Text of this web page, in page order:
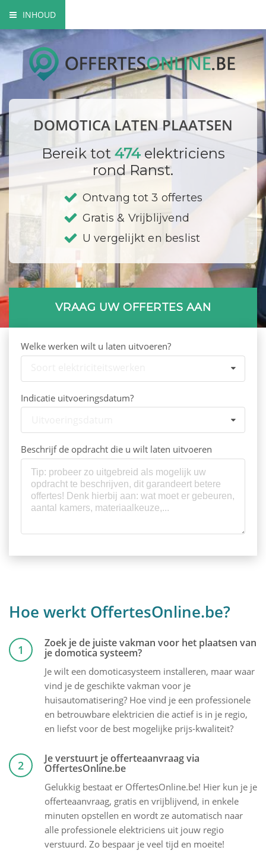
INHOUD
Wat is domotica?
Voordelen van domotica
Domotica toepassingen
Domotica opbouw
Bedrijf registreren
DOMOTICA LATEN PLAATSEN
Bereik tot 474elektriciens
rond Ranst.
Ontvang tot 3 offertes
Gratis & Vrijblijvend
U vergelijkt en beslist
VRAAG UW OFFERTES AAN
Welke werken wilt u laten uitvoeren?
Indicatie uitvoeringsdatum?
Beschrijf de opdracht die u wilt laten uitvoeren
Hoe werkt OffertesOnline.be?
1 Zoek je de juiste vakman voor het plaatsen van
je domotica systeem?
Je wilt een domoticasysteem installeren, maar waar
vind je de geschikte vakman voor je
huisautomatisering? Hoe vind je een professionele
en betrouwbare elektricien die actief is in je regio,
en liefst voor de best mogelijke prijs-kwaliteit?
2 Je verstuurt je offerteaanvraag via
OffertesOnline.be
Gelukkig bestaat er OffertesOnline.be! Hier kun je je
offerteaanvraag, gratis en vrijblijvend, in enkele
minuten opstellen en wordt ze automatisch naar
alle professionele elektriciens uit jouw regio
verstuurd. Zo bespaar je veel tijd en moeite!